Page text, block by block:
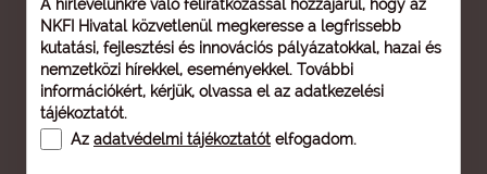
A hírlevelünkre való feliratkozással hozzájárul, hogy az
NKFI Hivatal közvetlenül megkeresse a legfrissebb
kutatási, fejlesztési és innovációs pályázatokkal, hazai és
nemzetközi hírekkel, eseményekkel. További
információkért, kérjük, olvassa el az adatkezelési
tájékoztatót.
Az adatvédelmi tájékoztatót elfogadom.